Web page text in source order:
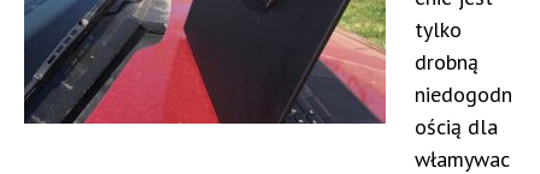
tylko
drobną
niedogodn
ością dla
włamywac